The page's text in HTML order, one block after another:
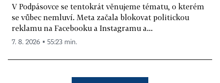
V Podpásovce se tentokrát věnujeme tématu, o kterém
se vůbec nemluví. Meta začala blokovat politickou
reklamu na Facebooku a Instagramu a...
7. 8. 2026 ▪ 55:23 min.